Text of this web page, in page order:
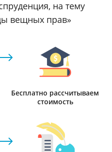
на тему
вещных прав»
Бесплатно рассчитываем
стоимость